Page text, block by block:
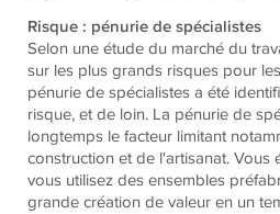
Risque : pénurie de spécialistes
Selon une étude du marché du
sur les plus grands risques pour
pénurie de spécialistes a été
risque, et de loin. La pénurie de
longtemps le facteur limitant
construction et de l'artisanat. Vous
vous utilisez des ensembles
grande création de valeur en un